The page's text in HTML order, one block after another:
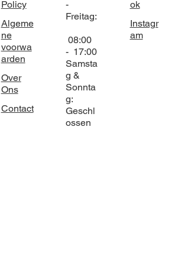
Policy
Algeme
ne
voorwa
arden
Over
Ons
Contact
ok
Instagr
am
-
Freitag:
08:00
- 17:00
Samsta
g &
Sonnta
g:
Geschl
ossen